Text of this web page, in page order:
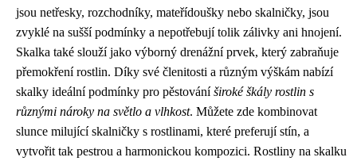
jsou netřesky, rozchodníky, mateřídoušky nebo skalničky, jsou
zvyklé na sušší podmínky a nepotřebují tolik zálivky ani hnojení.
Skalka také slouží jako výborný drenážní prvek, který zabraňuje
přemokření rostlin. Díky své členitosti a různým výškám nabízí
skalky ideální podmínky pro pěstováníširoké škály rostlin s
různými nároky na světlo a vlhkost. Můžete zde kombinovat
slunce milující skalničky s rostlinami, které preferují stín, a
vytvořit tak pestrou a harmonickou kompozici. Rostliny na skalku